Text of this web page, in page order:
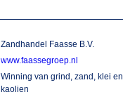
Zandhandel Faasse B.V.
www.faassegroep.nl
Winning van grind, zand, klei en
kaolien